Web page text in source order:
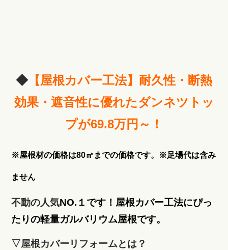
◆【屋根カバー工法】 耐久性・断熱
効果・遮音性に優れたダンネツトッ
プが69.8万円～！
※屋根材の価格は80㎡までの価格です。 ※足場代は含み
ません
不動の人気NO.１です！屋根カバー工法にぴっ
たりの軽量ガルバリウム屋根です。
▽屋根カバーリフォームとは？